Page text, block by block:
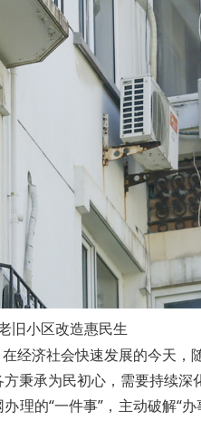
旧小区改造惠民生
经济社会快速发展的今天
秉承为民初心，需要持
的“一件事”，主动破解“